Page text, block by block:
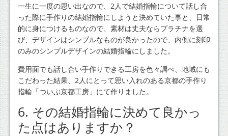
一生に一度の思い出なので、2人で結婚指輪について話し合
った際に手作りの結婚指輪にしようと決めていた事と、日常
的に身につけるものなので、素材は丈夫ならプラチナを選
び、デザインはシンプルなものが良かったので、内側に刻印
のみのシンプルデザインの結婚指輪にしました。
費用面でも話し合い手作りできる工房を色々調べ、地域にも
こだわった結果、2人にとって思い入れのある京都の手作り
指輪「ついぶ京都工房」にて作りました。
6. その結婚指輪に決めて良かっ
た点はありますか？